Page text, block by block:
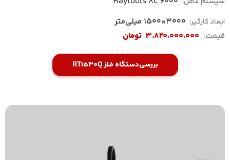
ابعاد کارگیر: 3000×1500 میلی‌متر
قیمت: 3.820.000.000 تومان
بررسیدستگاه فلز RT1530Q